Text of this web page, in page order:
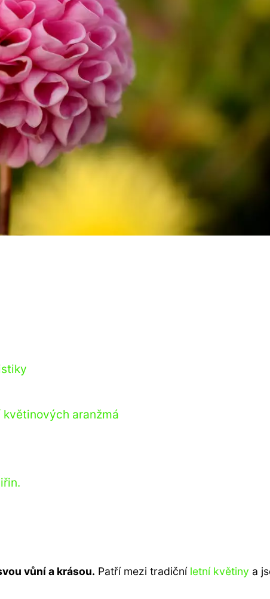
aranžmá
vůní a krásou. Patří mezi tradiční letní květiny a